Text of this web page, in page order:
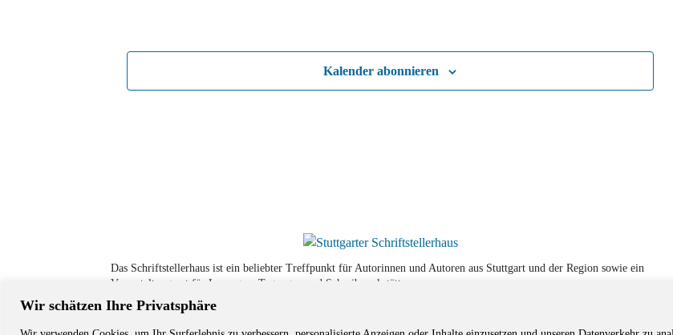
Wir schätzen Ihre Privatsphäre
Kalender abonnieren
Das Schriftstellerhaus ist ein beliebter Treffpunkt für Autorinnen und Autoren aus Stuttgart und der Region sowie ein
Veranstaltungsort für Lesungen, Tagungen und Schreibwerkstätten.